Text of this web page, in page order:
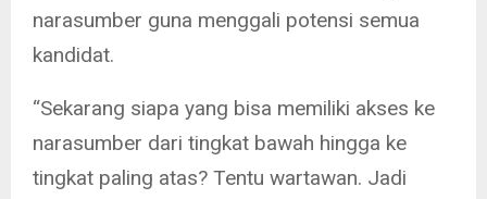
narasumber guna menggali potensi semua
kandidat.
“Sekarang siapa yang bisa memiliki akses ke
narasumber dari tingkat bawah hingga ke
tingkat paling atas? Tentu wartawan. Jadi